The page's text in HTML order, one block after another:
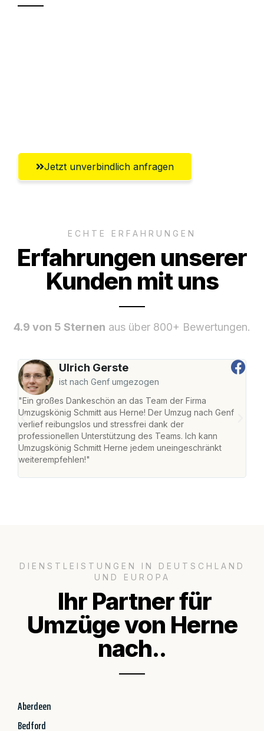
Jetzt unverbindlich anfragen
ECHTE ERFAHRUNGEN
Erfahrungen unserer
Kunden mit uns
4.9 von 5 Sternen aus über 800+ Bewertungen.
Ulrich Gerste
ist nach Genf umgezogen
"Ein großes Dankeschön an das Team der Firma
Umzugskönig Schmitt aus Herne! Der Umzug nach Genf
verlief reibungslos und stressfrei dank der
professionellen Unterstützung des Teams. Ich kann
Umzugskönig Schmitt Herne jedem uneingeschränkt
weiterempfehlen!"
DIENSTLEISTUNGEN IN DEUTSCHLAND
UND EUROPA
Ihr Partner für
Umzüge von Herne
nach..
Aberdeen
Bedford